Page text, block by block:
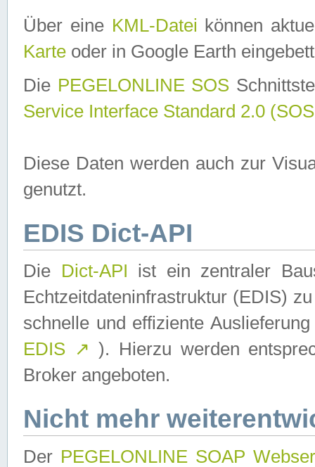
Über eine KML-Datei können
Karte oder in Google Earth
Die PEGELONLINE SOS
Service Interface Standard 2.0
Diese Daten werden auch zur
genutzt.
EDIS Dict-API
Die Dict-API ist ein zentraler
Echtzeitdateninfrastruktur (EDIS)
schnelle und effiziente
EDIS ↗ ). Hierzu werden
Broker angeboten.
Nicht mehr
Der PEGELONLINE SOAP